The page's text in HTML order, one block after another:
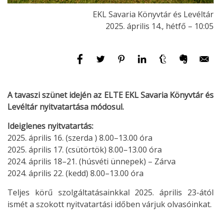
EKL Savaria Könyvtár és Levéltár
2025. április 14., hétfő – 10:05
A tavaszi szünet idején az ELTE EKL Savaria Könyvtár és
Levéltár nyitvatartása módosul.
Ideiglenes nyitvatartás:
2025. április 16. (szerda ) 8.00–13.00 óra
2025. április 17. (csütörtök) 8.00–13.00 óra
2024. április 18–21. (húsvéti ünnepek) – Zárva
2024. április 22. (kedd) 8.00–13.00 óra
Teljes körű szolgáltatásainkkal 2025. április 23-ától
ismét a szokott nyitvatartási időben várjuk olvasóinkat.